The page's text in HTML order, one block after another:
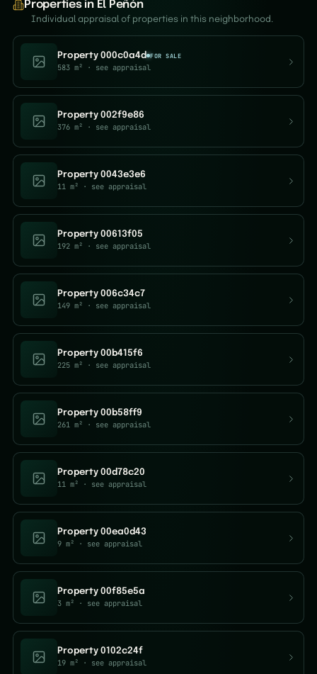
Properties in El Peñón
Individual appraisal of properties in this neighborhood.
Property 000c0a4d FOR SALE
583 m² · see appraisal
Property 002f9e86
376 m² · see appraisal
Property 0043e3e6
11 m² · see appraisal
Property 00613f05
192 m² · see appraisal
Property 006c34c7
149 m² · see appraisal
Property 00b415f6
225 m² · see appraisal
Property 00b58ff9
261 m² · see appraisal
Property 00d78c20
11 m² · see appraisal
Property 00ea0d43
9 m² · see appraisal
Property 00f85e5a
3 m² · see appraisal
Property 0102c24f
19 m² · see appraisal